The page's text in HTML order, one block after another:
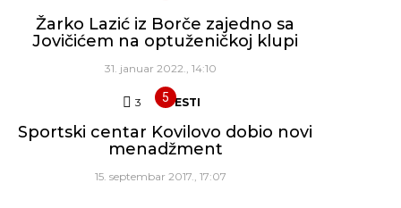
Žarko Lazić iz Borče zajedno sa
Jovičićem na optuženičkoj klupi
31. januar 2022., 14:10
3 Komentara
VESTI
Sportski centar Kovilovo dobio novi
menadžment
15. septembar 2017., 17:07